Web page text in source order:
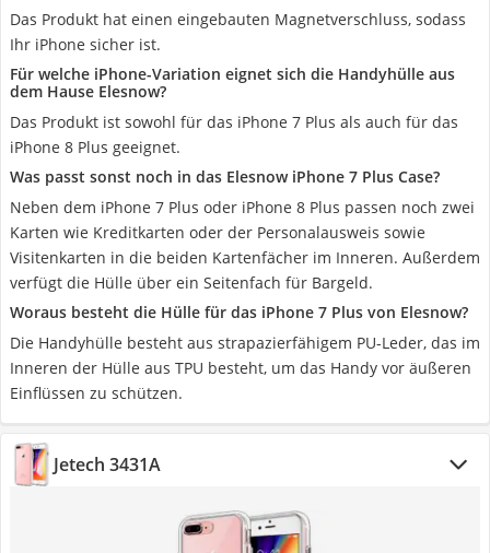
Das Produkt hat einen eingebauten Magnetverschluss, sodass
Ihr iPhone sicher ist.
Für welche iPhone-Variation eignet sich die Handyhülle aus
dem Hause Elesnow?
Das Produkt ist sowohl für das iPhone 7 Plus als auch für das
iPhone 8 Plus geeignet.
Was passt sonst noch in das Elesnow iPhone 7 Plus Case?
Neben dem iPhone 7 Plus oder iPhone 8 Plus passen noch zwei
Karten wie Kreditkarten oder der Personalausweis sowie
Visitenkarten in die beiden Kartenfächer im Inneren. Außerdem
verfügt die Hülle über ein Seitenfach für Bargeld.
Woraus besteht die Hülle für das iPhone 7 Plus von Elesnow?
Die Handyhülle besteht aus strapazierfähigem PU-Leder, das im
Inneren der Hülle aus TPU besteht, um das Handy vor äußeren
Einflüssen zu schützen.
Jetech 3431A